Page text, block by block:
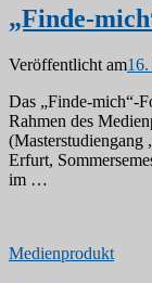
„Finde-
Veröffentlicht am
Das „Finde-mich“-
Rahmen des
(Masterstudiengang
Erfurt,
im …
Medienprodukt